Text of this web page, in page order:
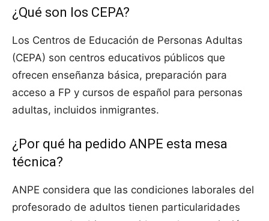
¿Qué son los CEPA?
Los Centros de Educación de Personas Adultas
(CEPA) son centros educativos públicos que
ofrecen enseñanza básica, preparación para
acceso a FP y cursos de español para personas
adultas, incluidos inmigrantes.
¿Por qué ha pedido ANPE esta mesa
técnica?
ANPE considera que las condiciones laborales del
profesorado de adultos tienen particularidades